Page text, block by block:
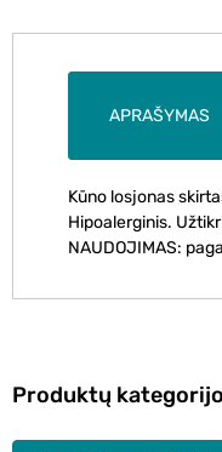
APRAŠYMAS
Kūno losjonas
Hipoalerginis.
NAUDOJIMAS:
Produktų